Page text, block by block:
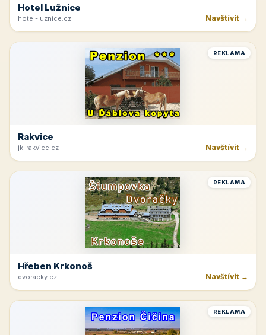
Hotel Lužnice
hotel-luznice.cz Navštívit →
REKLAMA
Rakvice
jk-rakvice.cz Navštívit →
REKLAMA
Hřeben Krkonoš
dvoracky.cz Navštívit →
REKLAMA